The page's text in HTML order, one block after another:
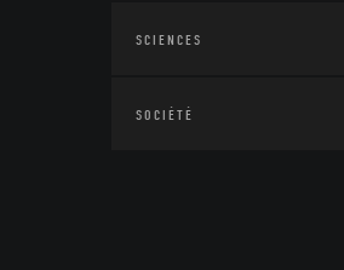
SCIENCES
SOCIÉTÉ